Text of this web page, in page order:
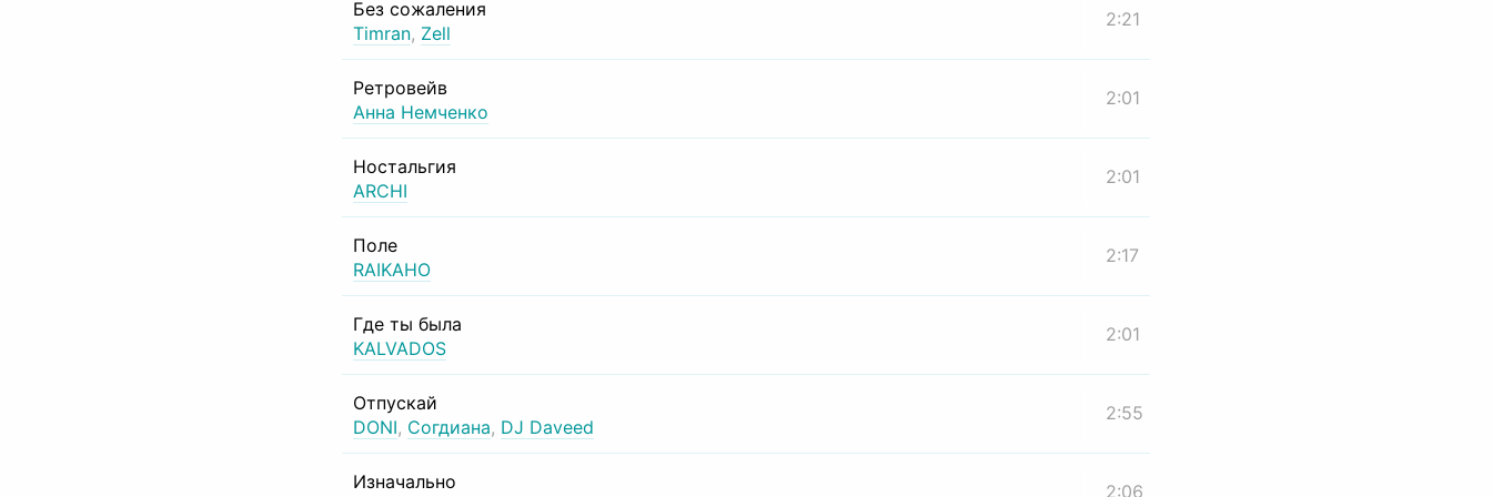
Без сожаления
Timran, Zell
2:21
Ретровейв
Анна Немченко
2:01
Ностальгия
ARCHI
2:01
Поле
RAIKAHO
2:17
Где ты была
KALVADOS
2:01
Отпускай
DONI, Согдиана, DJ Daveed
2:55
Изначально
2:06